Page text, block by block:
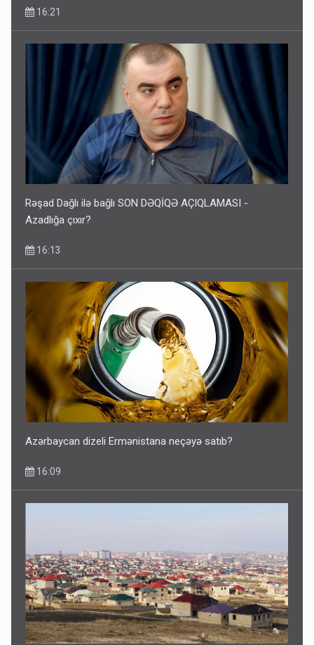
16:21
Rəşad Dağlı ilə bağlı SON DƏQİQƏ AÇIQLAMASI -
Azadlığa çıxır?
16:13
Azərbaycan dizeli Ermənistana neçəyə satıb?
16:09